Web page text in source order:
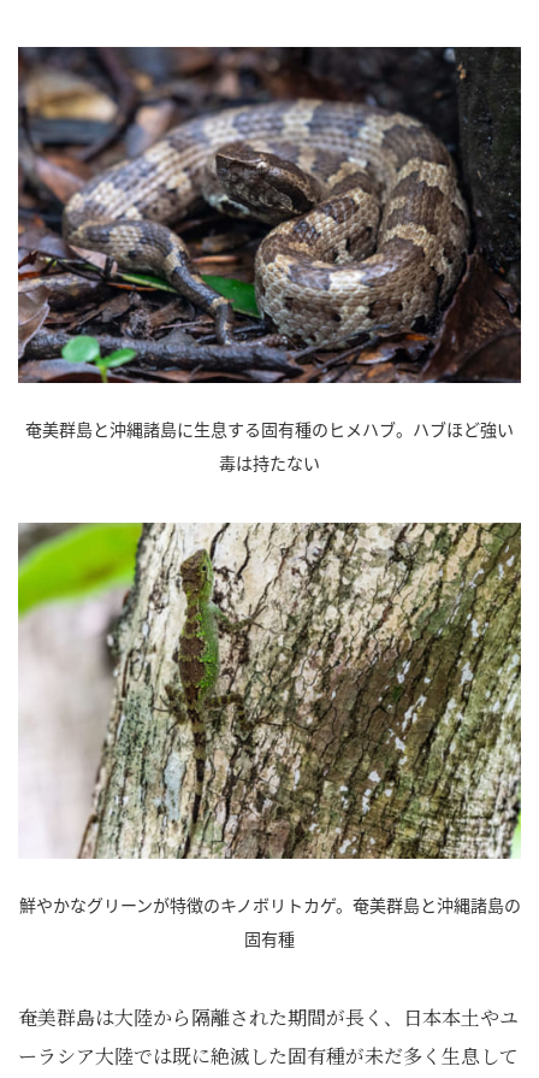
奄美群島と沖縄諸島に生息する固有種のヒメハブ。ハブほど強い
毒は持たない
鮮やかなグリーンが特徴のキノボリトカゲ。奄美群島と沖縄諸島の
固有種
奄美群島は大陸から隔離された期間が長く、日本本土やユ
ーラシア大陸では既に絶滅した固有種が未だ多く生息して